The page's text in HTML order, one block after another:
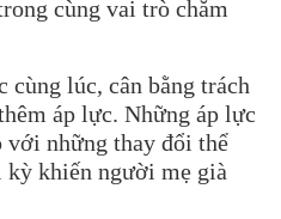
cùng vai trò chăm
cùng lúc, cân bằng trách
áp lực. Những áp lực
những thay đổi thể
khiến người mẹ già